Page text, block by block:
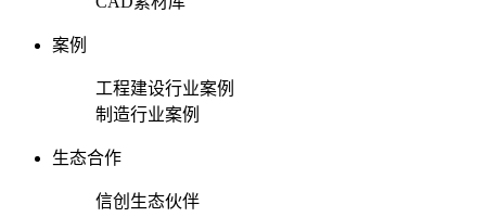
案例
工程建设行业案例
制造行业案例
生态合作
信创生态伙伴